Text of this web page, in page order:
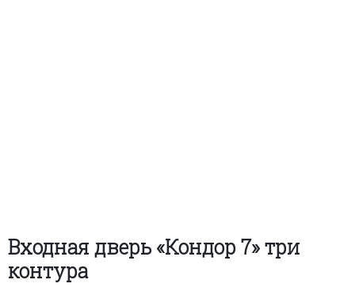
Входная дверь «Кондор 7» три
контура